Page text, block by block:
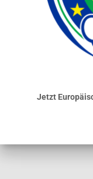
Jetzt